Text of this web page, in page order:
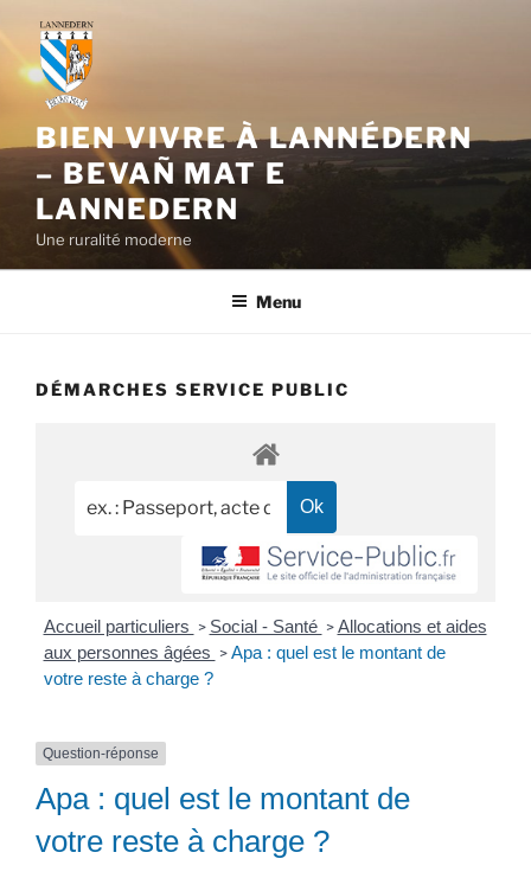
contenu
principal
BIEN VIVRE À LANNÉDERN
– BEVAÑ MAT E
LANNEDERN
Une ruralité moderne
Menu
DÉMARCHES SERVICE PUBLIC
Accueil particuliers > Social - Santé > Allocations et aides
aux personnes âgées > Apa : quel est le montant de
votre reste à charge ?
Question-réponse
Apa : quel est le montant de
votre reste à charge ?